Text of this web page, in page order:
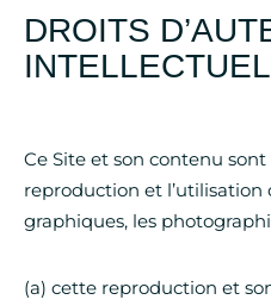
DROITS
Ce Site et son contenu
reproduction et l’utilisation
graphiques, les
(a) cette reproduction et